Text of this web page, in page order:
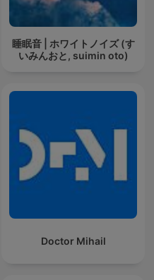
睡眠音 | ホワイトノイズ (す
いみんおと, suimin oto)
Doctor Mihail